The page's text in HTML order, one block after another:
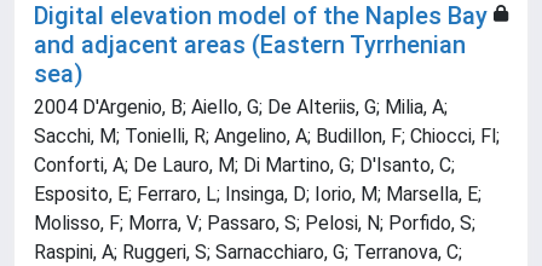
Digital elevation model of the Naples Bay
and adjacent areas (Eastern Tyrrhenian
sea)
2004 D'Argenio, B; Aiello, G; De Alteriis, G; Milia, A;
Sacchi, M; Tonielli, R; Angelino, A; Budillon, F; Chiocci, Fl;
Conforti, A; De Lauro, M; Di Martino, G; D'Isanto, C;
Esposito, E; Ferraro, L; Insinga, D; Iorio, M; Marsella, E;
Molisso, F; Morra, V; Passaro, S; Pelosi, N; Porfido, S;
Raspini, A; Ruggeri, S; Sarnacchiaro, G; Terranova, C;